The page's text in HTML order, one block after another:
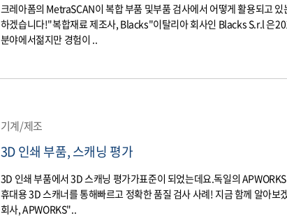
크레아폼의 MetraSCAN이 복합 부품 및부품 검사에서 어떻게 활용되고
하겠습니다!"복합재료 제조사, Blacks"이탈리아 회사인 Blacks S.r.l 은
분야에서젊지만 경험이 ..
기계/제조
3D 인쇄 부품, 스캐닝 평가
3D 인쇄 부품에서 3D 스캐닝 평가가표준이 되었는데요.​독일의
휴대용 3D 스캐너를 통해빠르고 정확한 품질 검사 사례! 지금 함께 알아보
회사, APWORKS"..